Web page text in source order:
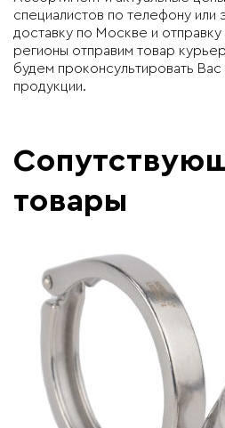
специалистов по телефону или
доставку по Москве и
регионы отправим товар
будем проконсультировать
продукции.
товары